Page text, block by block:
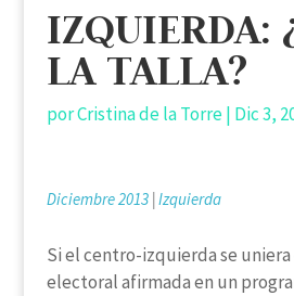
IZQUIERDA:
LA TALLA?
porCristina de la Torre| Dic 3,
Diciembre 2013|Izquierda
Si el centro-izquierda se
electoral afirmada en un